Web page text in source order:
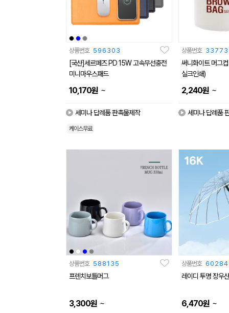
상품번호 596303
[국산]세르페즈 PD 15W 고속무선충전
미니마우스패드
10,170원 ~
세미나 답례품 판촉물제작
케이스무료
상품번호
써니화이트 머그
실크인쇄)
2,240원 ~
세미나 답례품
상품번호 588135
프렌치보틀머그
3,300원 ~
상품번호
레이디 투명 장우
6,470원 ~